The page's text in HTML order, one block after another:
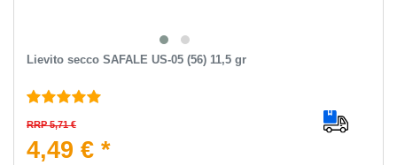
Lievito secco SAFALE US-05 (56) 11,5 gr
RRP 5,71 €
4,49 € *